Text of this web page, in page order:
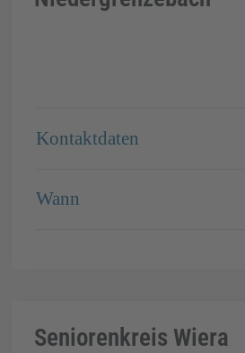
Kontaktdaten
Wann
Seniorenkreis Wiera